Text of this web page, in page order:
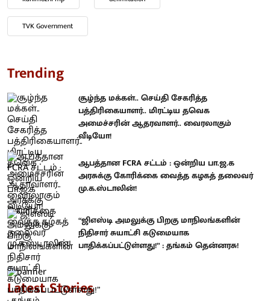
TVK Government
Trending
சூழ்ந்த மக்கள்.. செய்தி சேகரித்த
பத்திரிகையாளர்.. மிரட்டிய தவெக
அமைச்சரின் ஆதரவாளர்.. வைரலாகும்
வீடியோ!
ஆபத்தான FCRA சட்டம் : ஒன்றிய பா.ஜ.க
அரசுக்கு கோரிக்கை வைத்த கழகத் தலைவர்
மு.க.ஸ்டாலின்!
“ஜிஎஸ்டி அமலுக்கு பிறகு மாநிலங்களின்
நிதிசார் சுயாட்சி கடுமையாக
பாதிக்கப்பட்டுள்ளது!” : தங்கம் தென்னரசு!
Latest Stories